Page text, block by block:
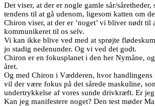
Det viser, at der er nogle gamle sår/
tendens til at gå udenom, ligesom katten om
Chiron viser, at der er ’noget’ vi bliver nødt til
kommunikeret til os selv.
Vi kan ikke blive ved med at sprøjte
jo stadig nedenunder. Og vi ved det godt.
Chiron er en fokusplanet i den her Nymåne,
året.
Og med Chiron i Vædderen, hvor handlingens
vil der være fokus på det sårede maskuline,
undertrykkelse af vores sunde drivkræft. Er
Kan jeg manifestere noget? Den test møder